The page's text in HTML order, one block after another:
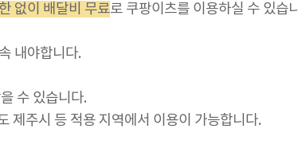
없이 배달비 무료로 쿠팡이츠를 이용하실 수 있습니
내야합니다.
수 있습니다.
제주시 등 적용 지역에서 이용이 가능합니다.